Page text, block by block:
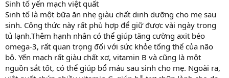
Sinh tố yến mạch việt quất
Sinh tố là một bữa ăn nhẹ giàu chất dinh dưỡng cho mẹ sau
sinh. Công thức này rất phù hợp để giữ được vài ngày trong
tủ lạnh.Thêm hạnh nhân có thể giúp tăng cường axit béo
omega-3, rất quan trọng đối với sức khỏe tổng thể của não
bộ. Yến mạch rất giàu chất xơ, vitamin B và cũng là một
nguồn sắt tốt, có thể giúp bổ máu sau sinh cho mẹ. Ngoài ra,